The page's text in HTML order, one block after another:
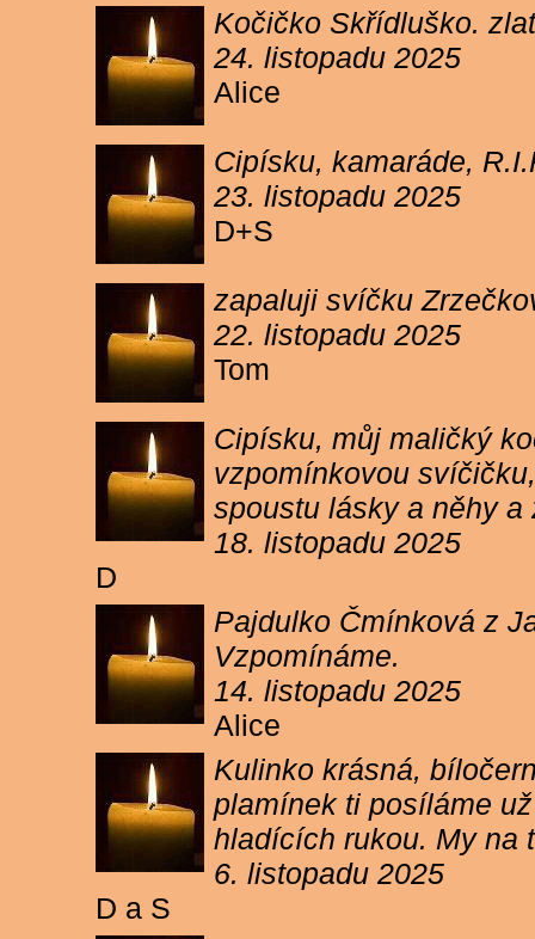
Kočičko Skřídluško.
24. listopadu 2025
Alice
Cipísku, kamaráde,
23. listopadu 2025
D+S
zapaluji svíčku
22. listopadu 2025
Tom
Cipísku, můj maličký
vzpomínkovou
spoustu lásky a něhy
18. listopadu 2025
D
Pajdulko Čmínková z
Vzpomínáme.
14. listopadu 2025
Alice
Kulinko krásná,
plamínek ti posíláme
hladících rukou. My na
6. listopadu 2025
D a S